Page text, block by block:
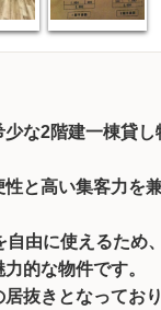
な2階建一棟貸し
と高い集客力を
自由に使えるため
的な物件です。
抜きとなっており